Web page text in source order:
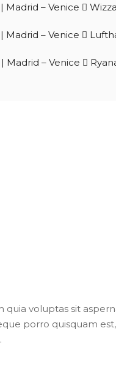
Madrid – Venice
Madrid – Venice
Madrid – Venice
voluptas sit
porro quisquam